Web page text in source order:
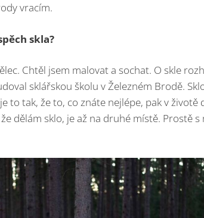
vracím.
skla?
Chtěl jsem malovat a sochat. O skle
sklářskou školu v Železném Brodě.
to tak, že to, co znáte nejlépe, pak v životě
dělám sklo, je až na druhé místě. Prostě